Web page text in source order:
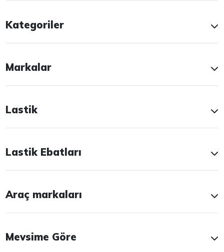
Kategoriler
Markalar
Lastik
Lastik Ebatları
Araç markaları
Mevsime Göre